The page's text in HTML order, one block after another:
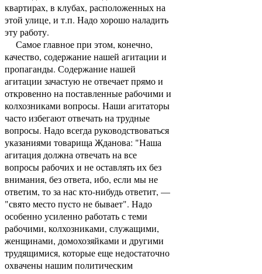
квартирах, в клубах, расположенных на
этой улице, и т.п. Надо хорошо наладить
эту работу.
Самое главное при этом, конечно,
качество, содержание нашей агитации и
пропаганды. Содержание нашей
агитации зачастую не отвечает прямо и
откровенно на поставленные рабочими и
колхозниками вопросы. Наши агитаторы
часто избегают отвечать на трудные
вопросы. Надо всегда руководствоваться
указаниями товарища Жданова: "Наша
агитация должна отвечать на все
вопросы рабочих и не оставлять их без
внимания, без ответа, ибо, если мы не
ответим, то за нас кто-нибудь ответит, —
"свято место пусто не бывает". Надо
особенно усиленно работать с теми
рабочими, колхозниками, служащими,
женщинами, домохозяйками и другими
трудящимися, которые еще недостаточно
охвачены нашим политическим